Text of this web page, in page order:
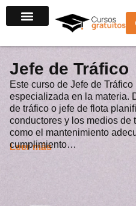
al
Jefe de Tráfico
Este curso de Jefe de
especializada en la materia.
de tráfico o jefe de flota
conductores y los medios de
como el mantenimiento
cumplimiento…
Leer más